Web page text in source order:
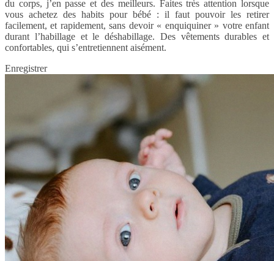
du corps, j’en passe et des meilleurs. Faites très attention lorsque
vous achetez des habits pour bébé : il faut pouvoir les retirer
facilement, et rapidement, sans devoir « enquiquiner » votre enfant
durant l’habillage et le déshabillage. Des vêtements durables et
confortables, qui s’entretiennent aisément.
Enregistrer